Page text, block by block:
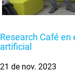
Research Café en
artificial
21 de nov. 2023